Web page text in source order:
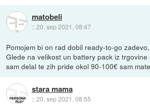
matobeli
::20. sep 2021, 08:47
Pomojem bi on rad dobil ready-to-go
Glede na velikost un battery pack iz
sam delal te zih pride okol 90-100€ sam
stara mama
::20. sep 2021, 08:55